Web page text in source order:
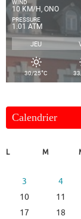
WIND
10 KM/H, ONO
PRESSURE
1.01 ATM
JEU
30/25°C
Calendrier
L
M
3
4
10
11
17
18